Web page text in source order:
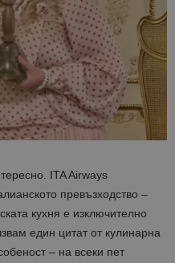
ITAAirways
превъзходство –
кухня е изключително
един цитат от кулинарна
– на всеки пет